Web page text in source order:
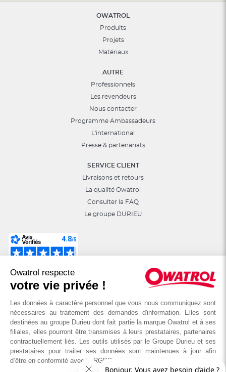
Owatrol respecte
votre vie privée !
Les données à caractère personnel que vous nous communiquez sont
nécessaires au traitement des demandes d'information. Elles sont
destinées au groupe Durieu dont fait partie la marque Owatrol et à ses
filiales, elles pourront être transmises à leurs prestataires, partenaires
contractuellement liés. Les outils utilisés par le Groupe Durieu et ses
prestataires pour traiter ses données sont maintenues à jour afin
d’être en conformité avec le RGPD
OWATROL
Produits
Projets
Matériaux
AUTRE
Professionnels
Les revendeurs
Nous contacter
Programme Ambassadeurs
L'international
Presse & partenariats
SERVICE CLIENT
Livraisons et retours
La qualité Owatrol
Consulter la FAQ
Le groupe DURIEU
Suivez-nous sur les réseaux sociaux :
astuces, jeux, promotions…